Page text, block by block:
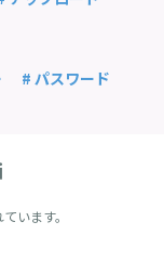
# パスワード
います。